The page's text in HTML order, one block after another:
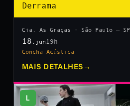
Derrama
Cia. As Graças · São Paulo — SP
18 .jun 19h
Concha Acústica
MAIS DETALHES →
L